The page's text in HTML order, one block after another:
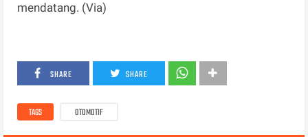
mendatang. (Via)
SHARE SHARE
TAGS OTOMOTIF